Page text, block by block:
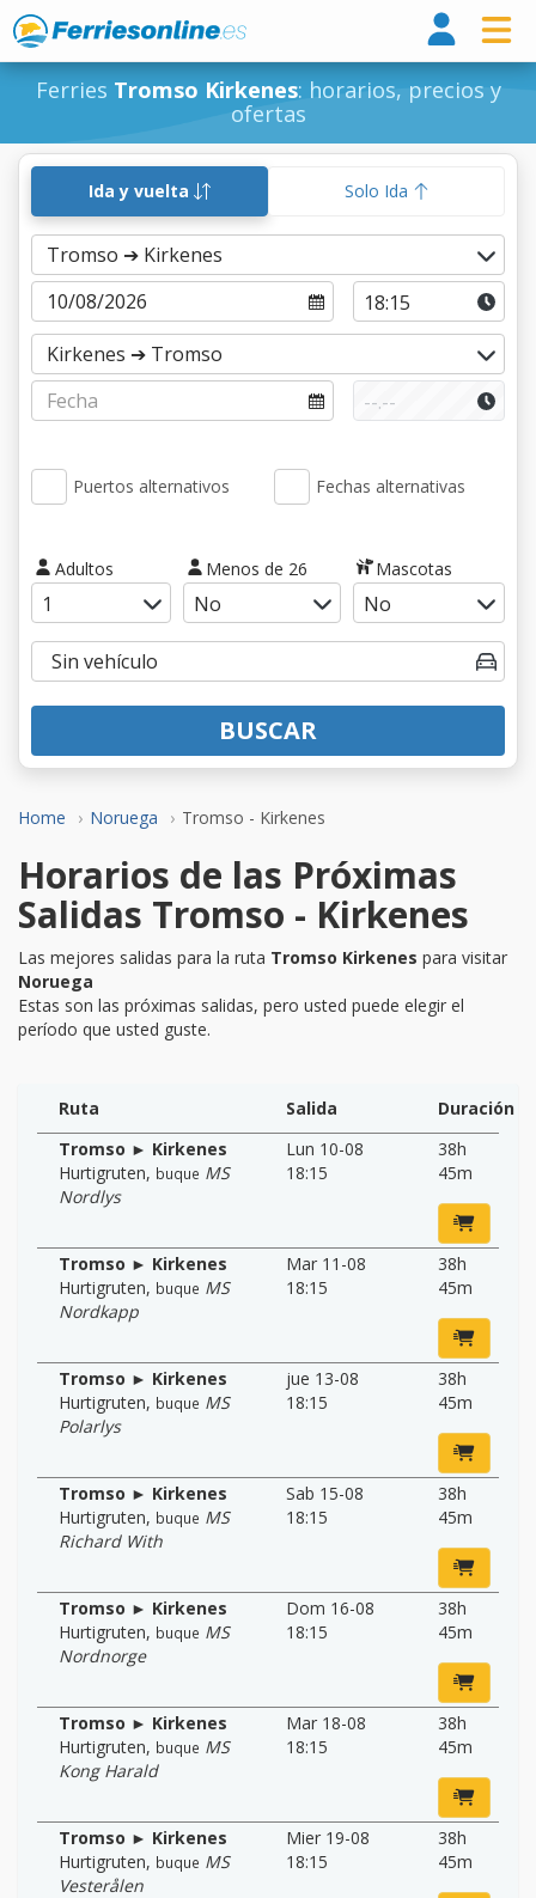
Ferries Tromso Kirkenes: horarios, precios y
ofertas
Home Noruega Tromso - Kirkenes
Ida y vuelta Solo Ida
Puertos alternativos Fechas alternativas
Adultos Menos de 26 Mascotas
BUSCAR
Horarios de las Próximas
Salidas Tromso - Kirkenes
Las mejores salidas para la ruta Tromso Kirkenes para visitar
Noruega
Estas son las próximas salidas, pero usted puede elegir el
período que usted guste.
Ruta Salida
Duración
Tromso ► Kirkenes
Hurtigruten, buque MS
Nordlys
Lun 10-08
18:15
38h
45m
Tromso ► Kirkenes
Hurtigruten, buque MS
Nordkapp
Mar 11-08
18:15
38h
45m
Tromso ► Kirkenes
Hurtigruten, buque MS
Polarlys
jue 13-08
18:15
38h
45m
Tromso ► Kirkenes
Hurtigruten, buque MS
Richard With
Sab 15-08
18:15
38h
45m
Tromso ► Kirkenes
Hurtigruten, buque MS
Nordnorge
Dom 16-08
18:15
38h
45m
Tromso ► Kirkenes
Hurtigruten, buque MS
Kong Harald
Mar 18-08
18:15
38h
45m
Tromso ► Kirkenes
Hurtigruten, buque MS
Vesterålen
Mier 19-08
18:15
38h
45m